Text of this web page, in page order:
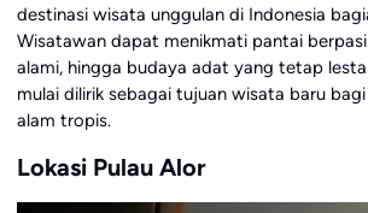
destinasi wisata unggulan di Indonesia
Wisatawan dapat menikmati pantai
alami, hingga budaya adat yang tetap
mulai dilirik sebagai tujuan wisata baru
alam tropis.
Lokasi Pulau Alor